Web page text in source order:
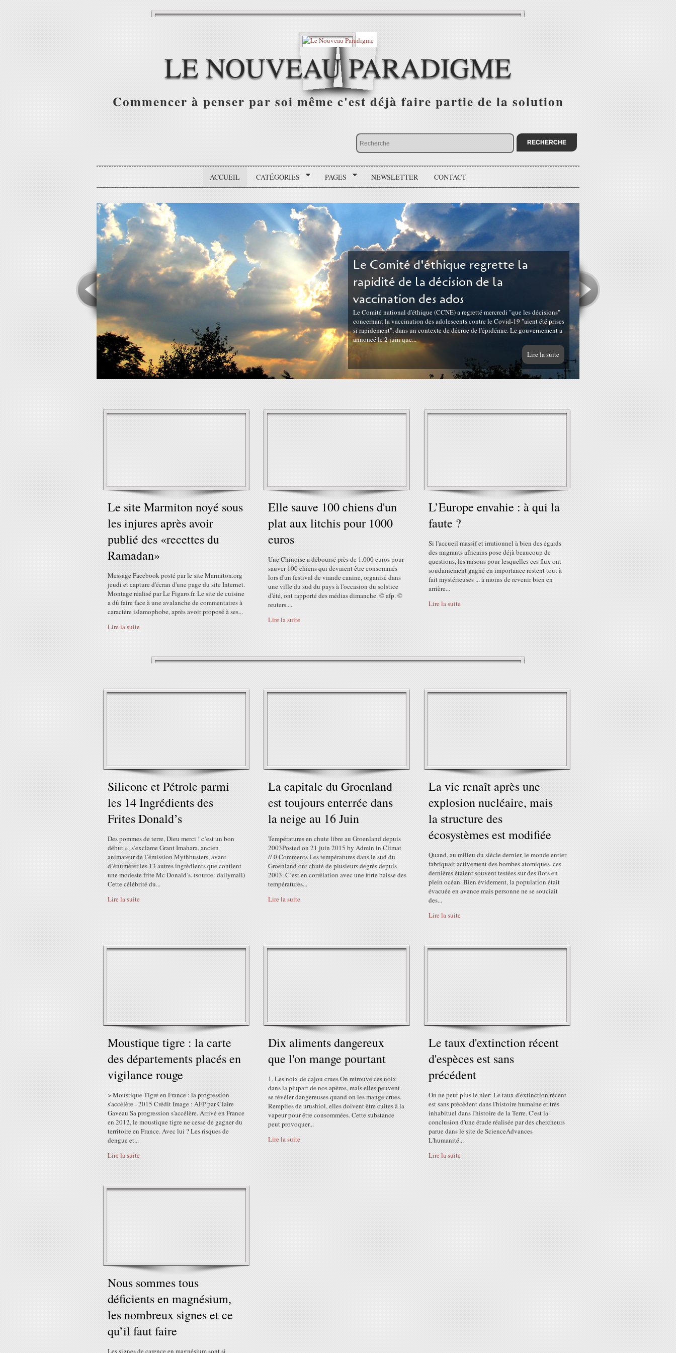
LE NOUVEAU PARADIGME
Commencer à penser par soi même c'est déjà faire partie de la solution
ACCUEIL CATÉGORIES PAGES NEWSLETTER CONTACT
Le Comité d'éthique regrette la
rapidité de la décision de la
vaccination des ados
Le Comité national d'éthique (CCNE) a regretté mercredi "que les décisions"
concernant la vaccination des adolescents contre le Covid-19 "aient été prises
si rapidement", dans un contexte de décrue de l'épidémie. Le gouvernement a
annoncé le 2 juin que...
Lire la suite
Le site Marmiton noyé sous
les injures après avoir
publié des «recettes du
Ramadan»
Message Facebook posté par le site Marmiton.org
jeudi et capture d'écran d'une page du site Internet.
Montage réalisé par Le Figaro.fr. Le site de cuisine
a dû faire face à une avalanche de commentaires à
caractère islamophobe, après avoir proposé à ses...
Lire la suite
Elle sauve 100 chiens d'un
plat aux litchis pour 1000
euros
Une Chinoise a déboursé près de 1.000 euros pour
sauver 100 chiens qui devaient être consommés
lors d'un festival de viande canine, organisé dans
une ville du sud du pays à l'occasion du solstice
d'été, ont rapporté des médias dimanche. © afp. ©
reuters....
Lire la suite
L’Europe envahie : à qui la
faute ?
Si l'accueil massif et irrationnel à bien des égards
des migrants africains pose déjà beaucoup de
questions, les raisons pour lesquelles ces flux ont
soudainement gagné en importance restent tout à
fait mystérieuses ... à moins de revenir bien en
arrière...
Lire la suite
Silicone et Pétrole parmi
les 14 Ingrédients des
Frites Donald’s
Des pommes de terre, Dieu merci ! c’est un bon
début », s’exclame Grant Imahara, ancien
animateur de l’émission Mythbusters, avant
d’énumérer les 13 autres ingrédients que contient
une modeste frite Mc Donald’s. (source: dailymail)
Cette célébrité du...
Lire la suite
La capitale du Groenland
est toujours enterrée dans
la neige au 16 Juin
Températures en chute libre au Groenland depuis
2003Posted on 21 juin 2015 by Admin in Climat
// 0 Comments Les températures dans le sud du
Groenland ont chuté de plusieurs degrés depuis
2003. C’est en corrélation avec une forte baisse des
températures...
Lire la suite
La vie renaît après une
explosion nucléaire, mais
la structure des
écosystèmes est modifiée
Quand, au milieu du siècle dernier, le monde entier
fabriquait activement des bombes atomiques, ces
dernières étaient souvent testées sur des îlots en
plein océan. Bien évidement, la population était
évacuée en avance mais personne ne se souciait
des...
Lire la suite
Moustique tigre : la carte
des départements placés en
vigilance rouge
> Moustique Tigre en France : la progression
s'accélère - 2015 Crédit Image : AFP par Claire
Gaveau Sa progression s'accélère. Arrivé en France
en 2012, le moustique tigre ne cesse de gagner du
territoire en France. Avec lui ? Les risques de
dengue et...
Lire la suite
Dix aliments dangereux
que l'on mange pourtant
1. Les noix de cajou crues On retrouve ces noix
dans la plupart de nos apéros, mais elles peuvent
se révéler dangereuses quand on les mange crues.
Remplies de urushiol, elles doivent être cuites à la
vapeur pour être consommées. Cette substance
peut provoquer...
Lire la suite
Le taux d'extinction récent
d'espèces est sans
précédent
On ne peut plus le nier: Le taux d'extinction récent
est sans précédent dans l'histoire humaine et très
inhabituel dans l'histoire de la Terre. C'est la
conclusion d'une étude réalisée par des chercheurs
parue dans le site de ScienceAdvances
L'humanité...
Lire la suite
Nous sommes tous
déficients en magnésium,
les nombreux signes et ce
qu’il faut faire
Les signes de carence en magnésium sont si